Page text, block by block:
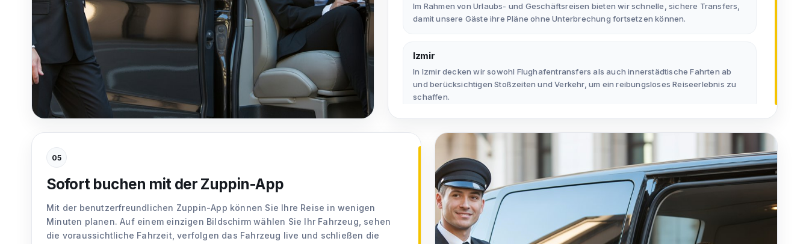
Im Rahmen von Urlaubs- und Geschäftsreisen bieten wir schnelle, sichere Transfers,
damit unsere Gäste ihre Pläne ohne Unterbrechung fortsetzen können.
Izmir
In Izmir decken wir sowohl Flughafentransfers als auch innerstädtische Fahrten ab
und berücksichtigen Stoßzeiten und Verkehr, um ein reibungsloses Reiseerlebnis zu
schaffen.
Zypern
Auf Zypern bieten wir sichere, komfortable und exklusive Transfers für Urlaubs- und
Geschäftsreisen mit einem serviceorientierten, individuellen Ansatz.
Türkeiweit
Dank der Zuppin-App, die in vielen Regionen der Türkei aktiv ist, stellen wir skalierbare
und leicht zugängliche Mobilitätslösungen – inklusive Flughafentransfers,
Chauffeurservice und Gruppentransfers – bereit.
05
Sofort buchen mit der Zuppin-App
Mit der benutzerfreundlichen Zuppin-App können Sie Ihre Reise in wenigen
Minuten planen. Auf einem einzigen Bildschirm wählen Sie Ihr Fahrzeug, sehen
die voraussichtliche Fahrzeit, verfolgen das Fahrzeug live und schließen die